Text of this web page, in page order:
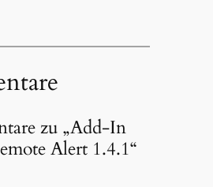
zu „Add-In
Alert 1.4.1“